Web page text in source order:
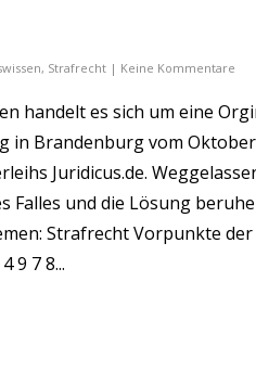
, Strafrecht | Keine Kommentare
handelt es sich um eine
in Brandenburg vom Oktober
Juridicus.de.
Falles und die Lösung
Strafrecht Vorpunkte der
9 7 8...